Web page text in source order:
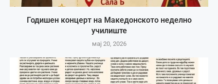
Годишен концерт на Македонското неделно
училиште
мај 20, 2026